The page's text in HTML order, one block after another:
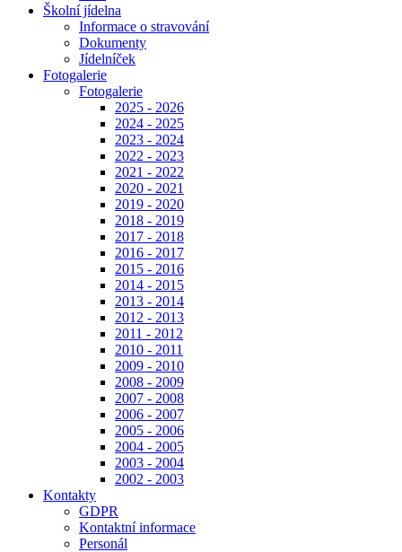
Školní jídelna
Informace o stravování
Dokumenty
Jídelníček
Fotogalerie
Fotogalerie
2025 - 2026
2024 - 2025
2023 - 2024
2022 - 2023
2021 - 2022
2020 - 2021
2019 - 2020
2018 - 2019
2017 - 2018
2016 - 2017
2015 - 2016
2014 - 2015
2013 - 2014
2012 - 2013
2011 - 2012
2010 - 2011
2009 - 2010
2008 - 2009
2007 - 2008
2006 - 2007
2005 - 2006
2004 - 2005
2003 - 2004
2002 - 2003
Kontakty
GDPR
Kontaktní informace
Personál